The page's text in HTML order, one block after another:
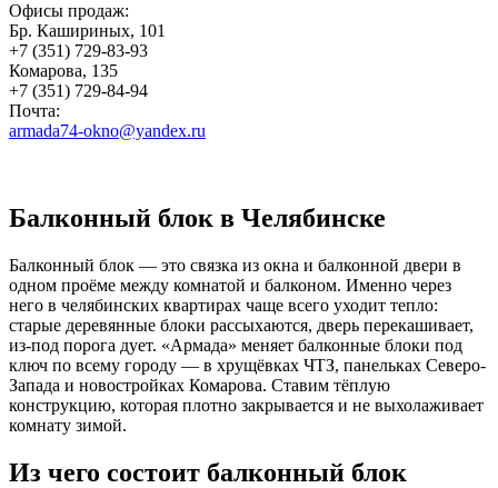
Офисы продаж:
Бр. Кашириных, 101
+7 (351) 729-83-93
Комарова, 135
+7 (351) 729-84-94
Почта:
armada74-okno@yandex.ru
Балконный блок в Челябинске
Балконный блок — это связка из окна и балконной двери в
одном проёме между комнатой и балконом. Именно через
него в челябинских квартирах чаще всего уходит тепло:
старые деревянные блоки рассыхаются, дверь перекашивает,
из-под порога дует. «Армада» меняет балконные блоки под
ключ по всему городу — в хрущёвках ЧТЗ, панельках Северо-
Запада и новостройках Комарова. Ставим тёплую
конструкцию, которая плотно закрывается и не выхолаживает
комнату зимой.
Из чего состоит балконный блок